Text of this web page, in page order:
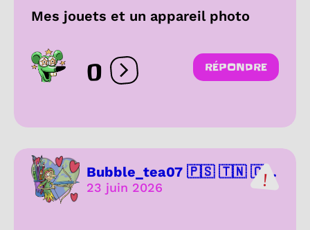
Mes jouets et un appareil photo
0 Ouvrir les réactions
RÉPONDRE
Bubble_tea07 🇵🇸 🇹🇳 🇨...
23 juin 2026